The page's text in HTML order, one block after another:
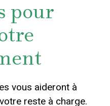
pour
vous aideront à
reste à charge.